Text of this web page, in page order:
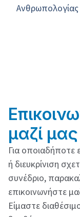
Ανθρωπολογίας
μαζί μας
Για οποιαδήποτε
ή διευκρίνιση
συνέδριο,
επικοινωνήστε
Είμαστε